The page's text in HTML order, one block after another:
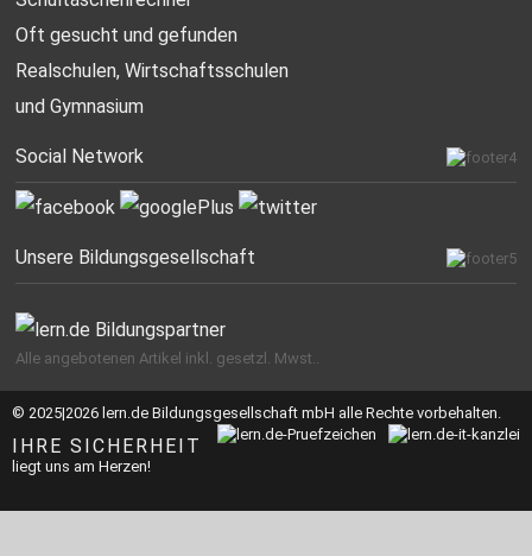
Oft gesucht und gefunden
Realschulen,Wirtschaftsschulen
und Gymnasium
Social Network
Unsere Bildungsgesellschaft
Alle angebotenen Artikel inkl. gesetzl. Mwst..
© 2025|2026 lern.de Bildungsgesellschaft mbH alle Rechte vorbehalten.
IHRE SICHERHEIT
liegt uns am Herzen!